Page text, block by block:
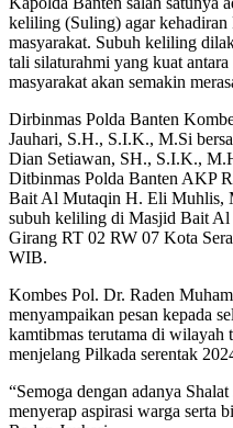
keliling (Suling) agar kehadiran
masyarakat. Subuh keliling
tali silaturahmi yang kuat
masyarakat akan semakin
Dirbinmas Polda Banten
Jauhari, S.H., S.I.K., M.Si
Dian Setiawan, SH., S.I.K.,
Ditbinmas Polda Banten AKP
Bait Al Mutaqin H. Eli Muhlis,
subuh keliling di Masjid Bait
Girang RT 02 RW 07 Kota
WIB.
Kombes Pol. Dr. Raden
menyampaikan pesan kepada
kamtibmas terutama di wilayah
menjelang Pilkada serentak
“Semoga dengan adanya
menyerap aspirasi warga serta